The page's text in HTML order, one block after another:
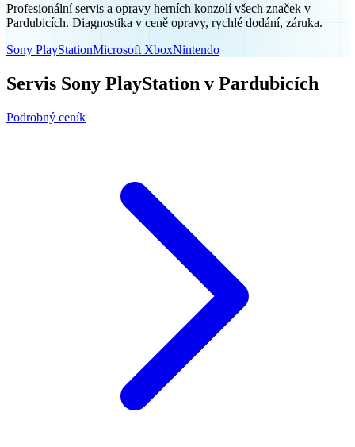
Profesionální servis a opravy herních konzolí všech značek v
Pardubicích. Diagnostika v ceně opravy, rychlé dodání, záruka.
Sony PlayStationMicrosoft XboxNintendo
Servis Sony PlayStation v Pardubicích
Podrobný ceník